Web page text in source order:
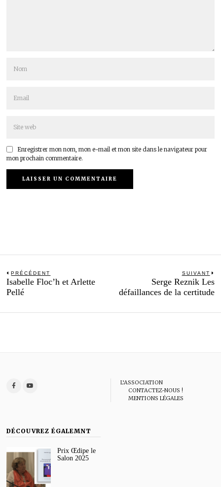
Enregistrer mon nom, mon e-mail et mon site dans le navigateur pour
mon prochain commentaire.
Navigation
de
l’article
PRÉCÉDENT
Previous
post:
Isabelle Floc’h et Arlette
Pellé
SUIVANT
Serge Reznik Les
défaillances de la certitude
L’ASSOCIATION
CONTACTEZ-NOUS !
MENTIONS LÉGALES
DÉCOUVREZ ÉGALEMNT
Prix Œdipe le
Salon 2025